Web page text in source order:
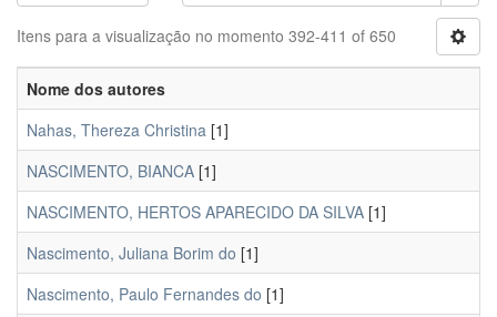
Itens para a visualização no momento 392-411 of 650
Nome dos autores
Nahas, Thereza Christina [1]
NASCIMENTO, BIANCA [1]
NASCIMENTO, HERTOS APARECIDO DA SILVA [1]
Nascimento, Juliana Borim do [1]
Nascimento, Paulo Fernandes do [1]